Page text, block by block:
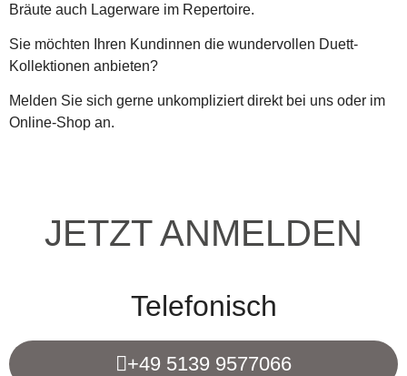
Bräute auch Lagerware im Repertoire.
Sie möchten Ihren Kundinnen die wundervollen Duett-
Kollektionen anbieten?
Melden Sie sich gerne unkompliziert direkt bei uns oder im
Online-Shop an.
JETZT ANMELDEN
Telefonisch
+49 5139 9577066